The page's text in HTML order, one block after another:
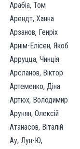
Арабіа, Том
Арендт, Ханна
Арзанов, Генріх
Арнім-Елісен, Якоб
Арруцца, Чинція
Арсланов, Віктор
Артеменко, Діна
Артюх, Володимир
Арунян, Олексій
Атанасов, Віталій
Ау, Лун-Ю,